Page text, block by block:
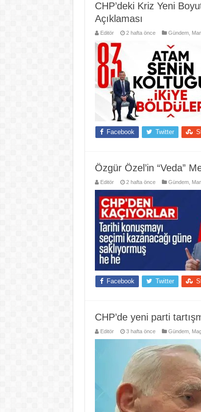
CHP’deki Kriz Yeni
Açıklaması
Editör 2 hafta önce Gündem,
Facebook Twitter
Özgür Özel’in “Veda”
Editör 2 hafta önce Gündem,
Facebook Twitter
CHP’de yeni parti
Editör 3 hafta önce Gündem,